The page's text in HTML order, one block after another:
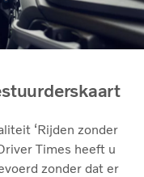
‘Rijden zonder
Times heeft u
zonder dat er